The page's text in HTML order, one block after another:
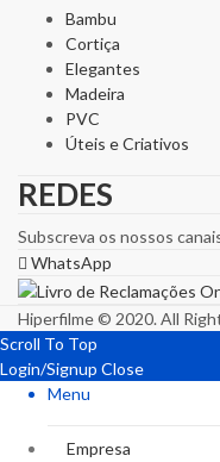
Bambu
Cortiça
Elegantes
Madeira
PVC
Úteis e Criativos
REDES
Subscreva os nossos
WhatsApp
Hiperfilme © 2020. All
Scroll To Top
Login/Signup Close
Menu
Empresa